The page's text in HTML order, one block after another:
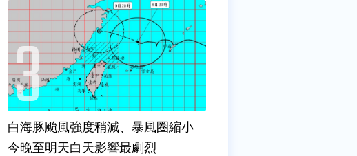
白海豚颱風強度稍減、暴風圈縮小
今晚至明天白天影響最劇烈